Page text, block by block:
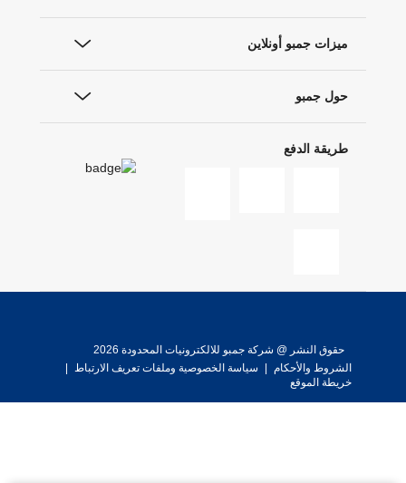
ميزات جمبو أونلاين
حول جمبو
طريقة الدفع
حقوق النشر @ شركة جمبو للالكترونيات المحدودة 2026
الشروط والأحكام
سياسة الخصوصية وملفات تعريف الارتباط
خريطة الموقع